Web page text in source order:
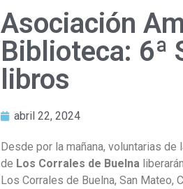
Asociación
Biblioteca: 6ª
libros
abril 22, 2024
Desde por la mañana, voluntarias de
de Los Corrales de Buelna
Los Corrales de Buelna, San Mateo,